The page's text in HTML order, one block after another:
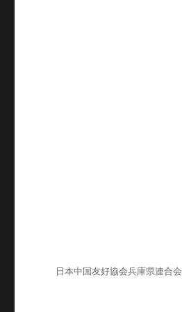
日本中国友好協会兵庫県連合会